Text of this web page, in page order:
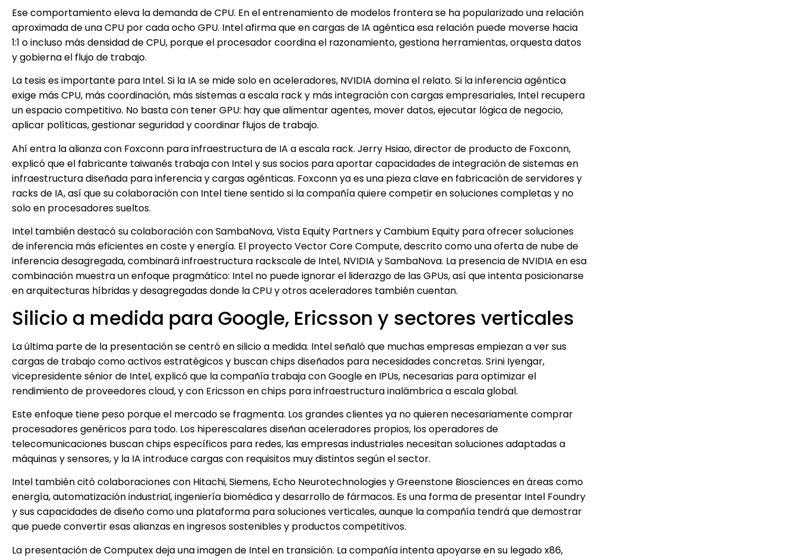
Ese comportamiento eleva la demanda de CPU. En el entrenamiento de modelos frontera se ha popularizado una relación
aproximada de una CPU por cada ocho GPU. Intel afirma que en cargas de IA agéntica esa relación puede moverse hacia
1:1 o incluso más densidad de CPU, porque el procesador coordina el razonamiento, gestiona herramientas, orquesta datos
y gobierna el flujo de trabajo.
La tesis es importante para Intel. Si la IA se mide solo en aceleradores, NVIDIA domina el relato. Si la inferencia agéntica
exige más CPU, más coordinación, más sistemas a escala rack y más integración con cargas empresariales, Intel recupera
un espacio competitivo. No basta con tener GPU: hay que alimentar agentes, mover datos, ejecutar lógica de negocio,
aplicar políticas, gestionar seguridad y coordinar flujos de trabajo.
Ahí entra la alianza con Foxconn para infraestructura de IA a escala rack. Jerry Hsiao, director de producto de Foxconn,
explicó que el fabricante taiwanés trabaja con Intel y sus socios para aportar capacidades de integración de sistemas en
infraestructura diseñada para inferencia y cargas agénticas. Foxconn ya es una pieza clave en fabricación de servidores y
racks de IA, así que su colaboración con Intel tiene sentido si la compañía quiere competir en soluciones completas y no
solo en procesadores sueltos.
Intel también destacó su colaboración con SambaNova, Vista Equity Partners y Cambium Equity para ofrecer soluciones
de inferencia más eficientes en coste y energía. El proyecto Vector Core Compute, descrito como una oferta de nube de
inferencia desagregada, combinará infraestructura rackscale de Intel, NVIDIA y SambaNova. La presencia de NVIDIA en esa
combinación muestra un enfoque pragmático: Intel no puede ignorar el liderazgo de las GPUs, así que intenta posicionarse
en arquitecturas híbridas y desagregadas donde la CPU y otros aceleradores también cuentan.
Silicio a medida para Google, Ericsson y sectores verticales
La última parte de la presentación se centró en silicio a medida. Intel señaló que muchas empresas empiezan a ver sus
cargas de trabajo como activos estratégicos y buscan chips diseñados para necesidades concretas. Srini Iyengar,
vicepresidente sénior de Intel, explicó que la compañía trabaja con Google en IPUs, necesarias para optimizar el
rendimiento de proveedores cloud, y con Ericsson en chips para infraestructura inalámbrica a escala global.
Este enfoque tiene peso porque el mercado se fragmenta. Los grandes clientes ya no quieren necesariamente comprar
procesadores genéricos para todo. Los hiperescalares diseñan aceleradores propios, los operadores de
telecomunicaciones buscan chips específicos para redes, las empresas industriales necesitan soluciones adaptadas a
máquinas y sensores, y la IA introduce cargas con requisitos muy distintos según el sector.
Intel también citó colaboraciones con Hitachi, Siemens, Echo Neurotechnologies y Greenstone Biosciences en áreas como
energía, automatización industrial, ingeniería biomédica y desarrollo de fármacos. Es una forma de presentar Intel Foundry
y sus capacidades de diseño como una plataforma para soluciones verticales, aunque la compañía tendrá que demostrar
que puede convertir esas alianzas en ingresos sostenibles y productos competitivos.
La presentación de Computex deja una imagen de Intel en transición. La compañía intenta apoyarse en su legado x86,